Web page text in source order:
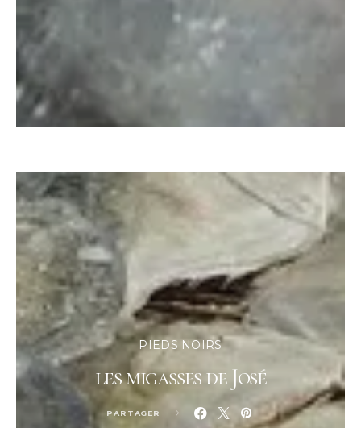
PIEDS NOIRS
les migasses de José
PARTAGER